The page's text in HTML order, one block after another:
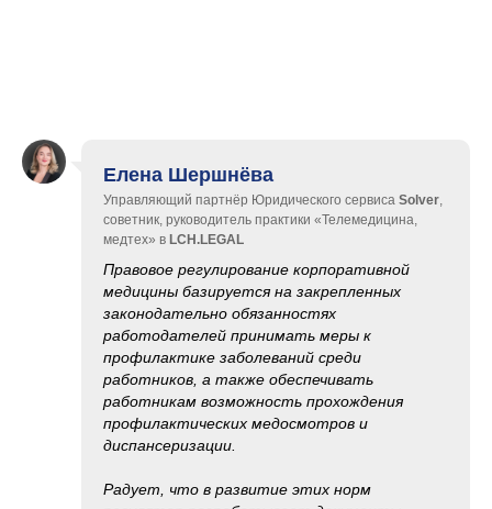
Елена Шершнёва
Управляющий партнёр Юридического сервиса Solver
советник, руководитель практики «Телемедицина,
медтех» в LCH.LEGAL
Правовое регулирование корпоративной
медицины базируется на закрепленных
законодательно обязанностях
работодателей принимать меры к
профилактике заболеваний среди
работников, а также обеспечивать
работникам возможность прохождения
профилактических медосмотров и
диспансеризации.
Радует, что в развитие этих норм